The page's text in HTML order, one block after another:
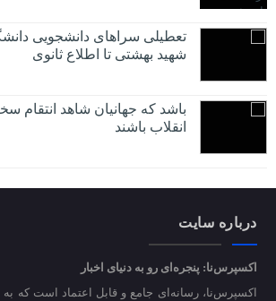
تعطیلی سراهای دانشجویی
شهید بهشتی تا اطلاع ثانوی
باشد که جهانیان شاهد انتقام
انقلاب باشند
درباره سایت
اکسپرس‌نا: پنجره‌ای رو به دنیای اخبار
اکسپرس‌نا، رسانه‌ای جامع و قابل اعتماد است که